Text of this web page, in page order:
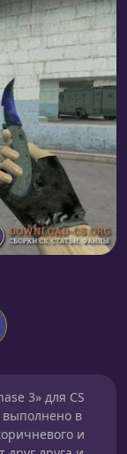
3» для CS
выполнено в
и